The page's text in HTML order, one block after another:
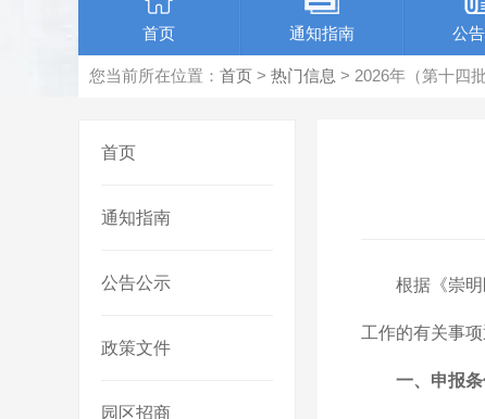
首页 通知指南 公
您当前所在位置： 首页 > 热门信息 > 2026年（第十四
首页
通知指南
公告公示
政策文件
园区招商
根据《崇
工作的有关事项
一、 申报